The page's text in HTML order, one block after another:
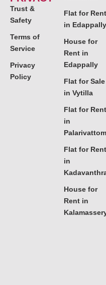
Trust &
Safety
Terms of
Service
Privacy
Policy
Flat for Rent
in Edappally
House for
Rent in
Edappally
Flat for Sale
in Vytilla
Flat for Rent
in
Palarivattom
Flat for Rent
in
House for
Rent in